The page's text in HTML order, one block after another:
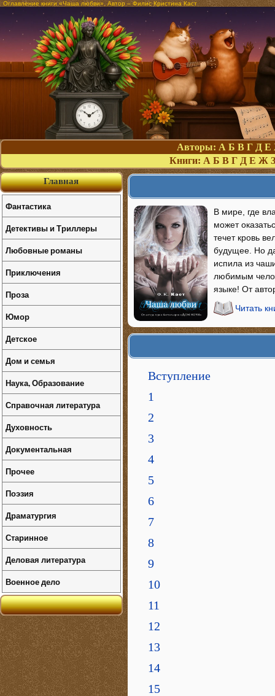
Оглавление книги «Чаша любви». Автор – Филис Кристина Каст
Авторы: А Б В Г Д Е
Книги: А Б В Г Д Е Ж З
В мире, где
может
течет кровь
будущее. Но
испила из
любимым
языке! От
Читать
Вступление
1
2
3
4
5
6
7
8
9
10
11
12
13
14
15
Главная
Фантастика
Детективы и Триллеры
Любовные романы
Приключения
Проза
Юмор
Детское
Дом и семья
Наука, Образование
Справочная литература
Духовность
Документальная
Прочее
Поэзия
Драматургия
Старинное
Деловая литература
Военное дело